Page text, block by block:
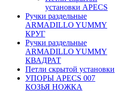
установки APECS
Ручки раздельные
ARMADILLO YUMMY
КРУГ
Ручки раздельные
ARMADILLO YUMMY
КВАДРАТ
Петли скрытой установки
УПОРЫ APECS 007
КОЗЬЯ НОЖКА